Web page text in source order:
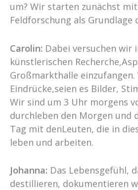
um? Wir starten zunächst
Feldforschung als Grundlage
Carolin: Dabei versuchen wir
künstlerischen
Großmarkthalle einzufangen.
Eindrücke,seien es Bilder,
Wir sind um 3 Uhr morgens
durchleben den Morgen und
Tag mit denLeuten, die in
leben und arbeiten.
Johanna: Das Lebensgefühl,
destillieren, dokumentieren